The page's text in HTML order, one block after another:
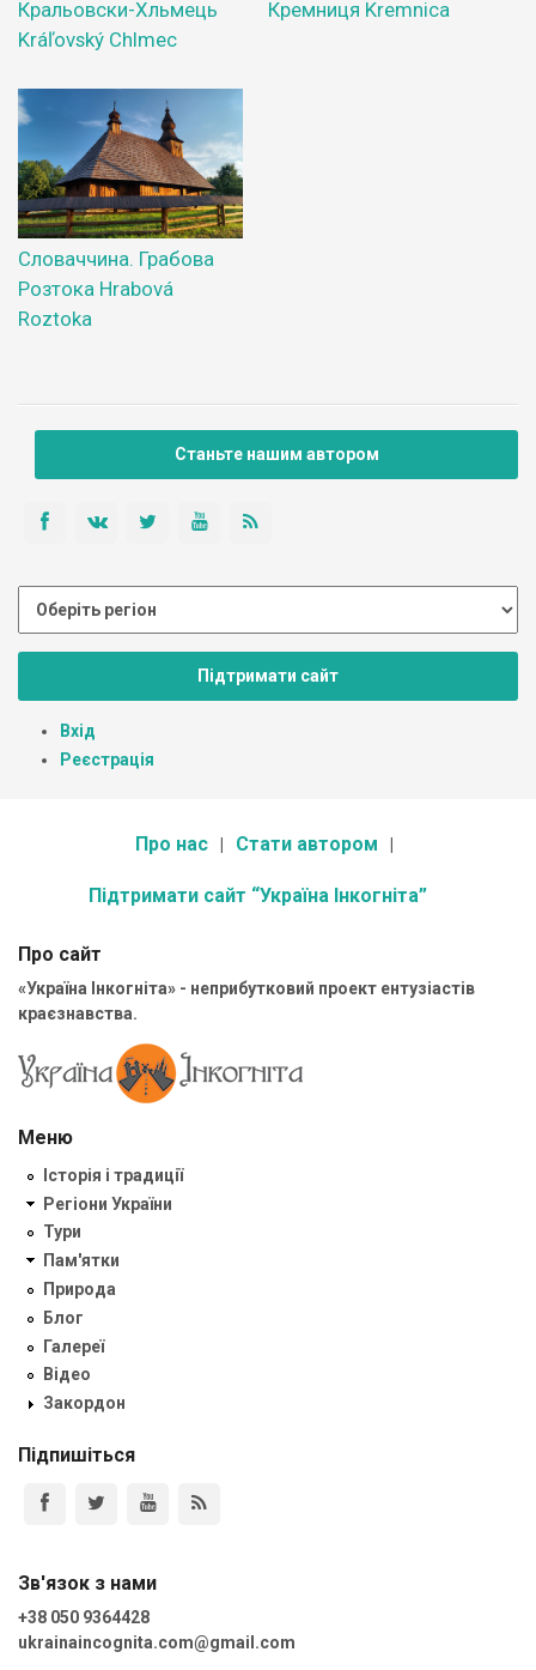
Кральовски-Хльмець
Kráľovský Chlmec
Кремниця Kremnica
Словаччина. Грабова
Розтока Hrabová
Roztoka
Станьте нашим автором
Підтримати сайт
Вхід
Реєстрація
Про нас Стати автором
Підтримати сайт “Україна Інкогніта”
Про сайт
«Україна Інкогніта» - неприбутковий проект ентузіастів
краєзнавства.
Меню
Історія і традиції
Регіони України
Тури
Пам'ятки
Природа
Блог
Галереї
Відео
Закордон
Підпишіться
Зв'язок з нами
+38 050 9364428
ukrainaincognita.com@gmail.com